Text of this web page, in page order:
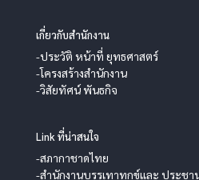
เกี่ยวกับสำนักงาน
-ประวัติ หน้าที่ ยุทธศาสตร์
-โครงสร้างสำนักงาน
-วิสัยทัศน์ พันธกิจ
Link ที่น่าสนใจ
-สภากาชาดไทย
-สำนักงานบรรเทาทุกข์และ ประช